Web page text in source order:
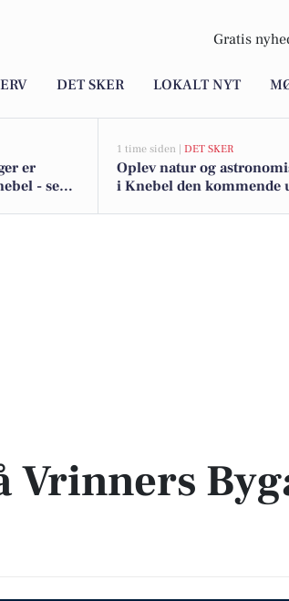
Gratis
DET SKER LOKALT NYT
er
- se
1 time siden | DET SKER
Oplev natur og
i Knebel den kommende